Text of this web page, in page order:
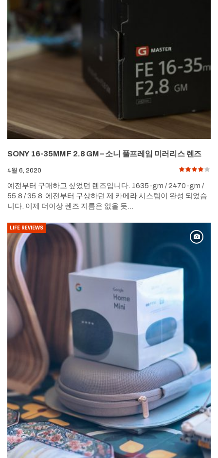
SONY 16-35MM F 2.8 GM – 소니 풀프레임 미러리스 렌즈
4월 6, 2020
예전부터 구매하고 싶었던 렌즈입니다. 1635-gm / 2470-gm /
55.8 / 35.8 에전부터 구상하던 제 카메라 시스템이 완성 되었습
니다. 이제 더이상 렌즈 지름은 없을 듯…
LIFE REVIEWS